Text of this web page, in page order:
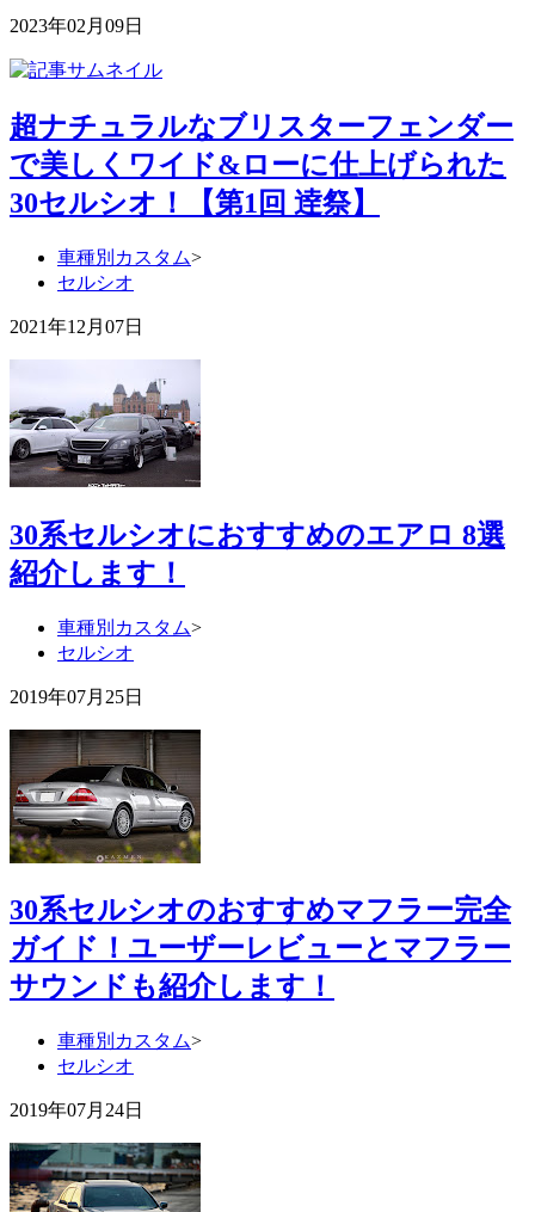
2023年02月09日
超ナチュラルなブリスターフェンダー
で美しくワイド&ローに仕上げられた
30セルシオ！【第1回 逹祭】
車種別カスタム>
セルシオ
2021年12月07日
30系セルシオにおすすめのエアロ 8選
紹介します！
車種別カスタム>
セルシオ
2019年07月25日
30系セルシオのおすすめマフラー完全
ガイド！ユーザーレビューとマフラー
サウンドも紹介します！
車種別カスタム>
セルシオ
2019年07月24日